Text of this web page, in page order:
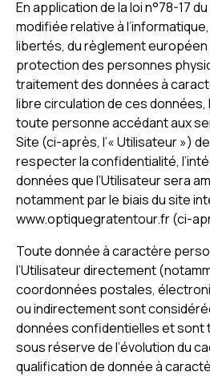
En application de la loi n°78-17
modifiée relative à
libertés, du règlement européen
protection des personnes
traitement des données à
libre circulation de ces données,
toute personne accédant aux
Site (ci-après, l’« Utilisateur »)
respecter la confidentialité,
données que l’Utilisateur sera
notamment par le biais du site
www.optiquegratentour.fr (ci-
Toute donnée à caractère
l’Utilisateur directement
coordonnées postales,
ou indirectement sont
données confidentielles et sont
sous réserve de l’évolution du
qualification de donnée à